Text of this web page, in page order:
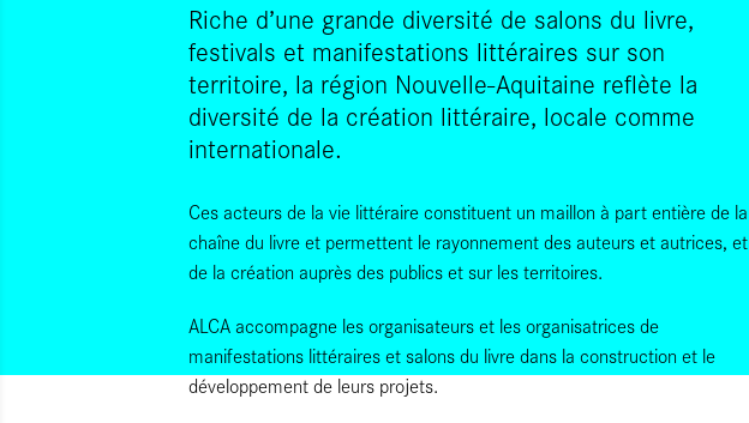
Riche d’une grande diversité de salons du livre,
festivals et manifestations littéraires sur son
territoire, la région Nouvelle-Aquitaine reflète la
diversité de la création littéraire, locale comme
internationale.
Ces acteurs de la vie littéraire constituent un maillon à part entière de la
chaîne du livre et permettent le rayonnement des auteurs et autrices, et
de la création auprès des publics et sur les territoires.
ALCA accompagne les organisateurs et les organisatrices de
manifestations littéraires et salons du livre dans la construction et le
développement de leurs projets.